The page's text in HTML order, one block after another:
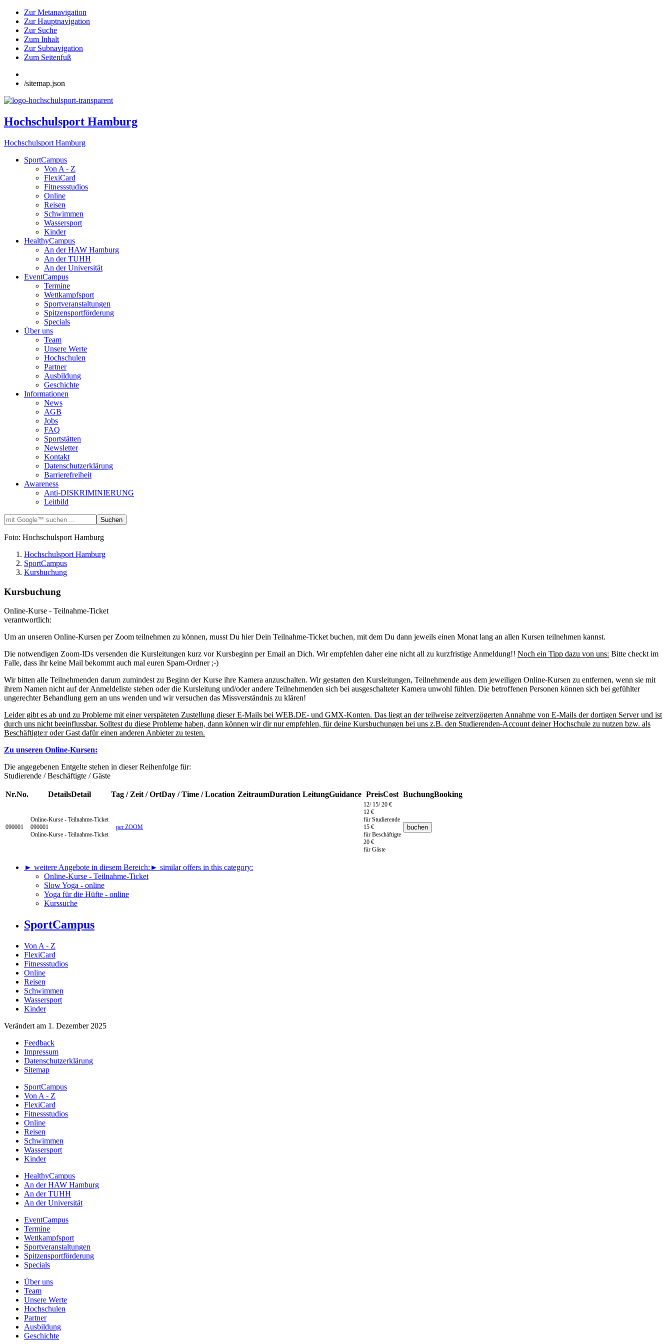
Zur Metanavigation
Zur Hauptnavigation
Zur Suche
Zum Inhalt
Zur Subnavigation
Zum Seitenfuß
/sitemap.json
Hochschulsport Hamburg
Hochschulsport Hamburg
SportCampus
Von A - Z
FlexiCard
Fitnessstudios
Online
Reisen
Schwimmen
Wassersport
Kinder
HealthyCampus
An der HAW Hamburg
An der TUHH
An der Universität
EventCampus
Termine
Wettkampfsport
Sportveranstaltungen
Spitzensportförderung
Specials
Über uns
Team
Unsere Werte
Hochschulen
Partner
Ausbildung
Geschichte
Informationen
News
AGB
Jobs
FAQ
Sportstätten
Newsletter
Kontakt
Datenschutzerklärung
Barrierefreiheit
Awareness
Anti-DISKRIMINIERUNG
Leitbild
Foto: Hochschulsport Hamburg
Hochschulsport Hamburg
SportCampus
Kursbuchung
Kursbuchung
Online-Kurse - Teilnahme-Ticket
verantwortlich:
Um an unseren Online-Kursen per Zoom teilnehmen zu können, musst Du hier Dein Teilnahme-Ticket buchen, mit dem Du dann jeweils einen Monat lang an allen Kursen teilnehmen kannst.
Die notwendigen Zoom-IDs versenden die Kursleitungen kurz vor Kursbeginn per Email an Dich. Wir empfehlen daher eine nicht all zu kurzfristige Anmeldung!! Noch ein Tipp dazu von uns: Bitte checkt im
Falle, dass ihr keine Mail bekommt auch mal euren Spam-Ordner ;-)
Wir bitten alle Teilnehmenden darum zumindest zu Beginn der Kurse ihre Kamera anzuschalten. Wir gestatten den Kursleitungen, Teilnehmende aus dem jeweiligen Online-Kursen zu entfernen, wenn sie mit
ihrem Namen nicht auf der Anmeldeliste stehen oder die Kursleitung und/oder andere Teilnehmenden sich bei ausgeschalteter Kamera unwohl fühlen. Die betroffenen Personen können sich bei gefühlter
ungerechter Behandlung gern an uns wenden und wir versuchen das Missverständnis zu klären!
Leider gibt es ab und zu Probleme mit einer verspäteten Zustellung dieser E-Mails bei WEB.DE- und GMX-Konten. Das liegt an der teilweise zeitverzögerten Annahme von E-Mails der dortigen Server und ist
durch uns nicht beeinflussbar. Solltest du diese Probleme haben, dann können wir dir nur empfehlen, für deine Kursbuchungen bei uns z.B. den Studierenden-Account deiner Hochschule zu nutzen bzw. als
Beschäftigte:r oder Gast dafür einen anderen Anbieter zu testen.
Zu unseren Online-Kursen:
Die angegebenen Entgelte stehen in dieser Reihenfolge für:
Studierende / Beschäftigte / Gäste
Nr.No. DetailsDetail Tag / Zeit / OrtDay / Time / Location ZeitraumDuration LeitungGuidance PreisCost BuchungBooking
090001
Online-Kurse - Teilnahme-Ticket
090001
Online-Kurse - Teilnahme-Ticket
per ZOOM
12/ 15/ 20 €
12 €
für Studierende
15 €
für Beschäftigte
20 €
für Gäste
► weitere Angebote in diesem Bereich: ► similar offers in this category:
Online-Kurse - Teilnahme-Ticket
Slow Yoga - online
Yoga für die Hüfte - online
Kurssuche
SportCampus
Von A - Z
FlexiCard
Fitnessstudios
Online
Reisen
Schwimmen
Wassersport
Kinder
Verändert am 1. Dezember 2025
Feedback
Impressum
Datenschutzerklärung
Sitemap
SportCampus
Von A - Z
FlexiCard
Fitnessstudios
Online
Reisen
Schwimmen
Wassersport
Kinder
HealthyCampus
An der HAW Hamburg
An der TUHH
An der Universität
EventCampus
Termine
Wettkampfsport
Sportveranstaltungen
Spitzensportförderung
Specials
Über uns
Team
Unsere Werte
Hochschulen
Partner
Ausbildung
Geschichte